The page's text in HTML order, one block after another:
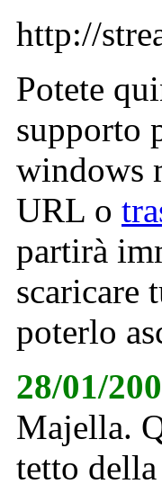
http://
Potete
supporto
windows
URL o
partirà
scaricare
poterlo
28/01/
Majella.
tetto